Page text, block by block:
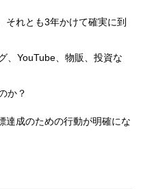
それとも3年かけて確実に到
、YouTube、物販、投資な
か？
達成のための行動が明確にな